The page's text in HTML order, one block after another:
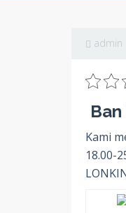
admin
Kami
18.00-